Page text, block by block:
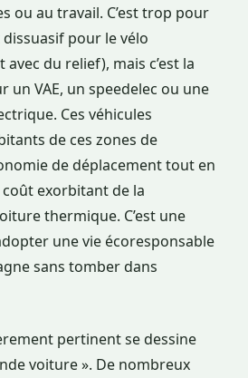
ou au travail. C’est trop pour
pour le vélo
du relief), mais c’est la
un VAE, un speedelec ou une
Ces véhicules
de ces zones de
de déplacement tout en
exorbitant de la
thermique. C’est une
une vie écoresponsable
sans tomber dans
pertinent se dessine
voiture ». De nombreux